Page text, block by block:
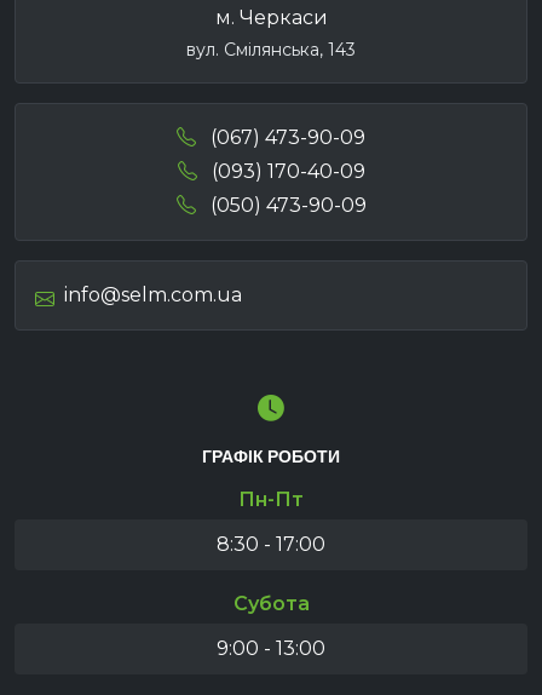
м. Черкаси
вул. Смілянська, 143
(067) 473-90-09
(093) 170-40-09
(050) 473-90-09
info@selm.com.ua
ГРАФІК РОБОТИ
Пн-Пт
8:30 - 17:00
Субота
9:00 - 13:00